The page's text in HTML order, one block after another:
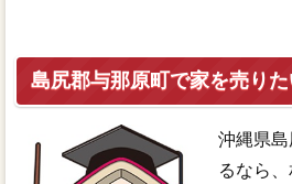
島尻郡与那原町で家を売りた
沖縄県
るなら